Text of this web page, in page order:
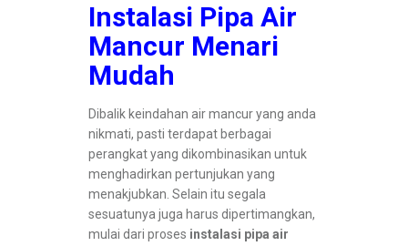
Instalasi Pipa Air
Mancur Menari
Mudah
Dibalik keindahan air mancur yang anda
nikmati, pasti terdapat berbagai
perangkat yang dikombinasikan untuk
menghadirkan pertunjukan yang
menakjubkan. Selain itu segala
sesuatunya juga harus dipertimangkan,
mulai dari proses instalasi pipa air